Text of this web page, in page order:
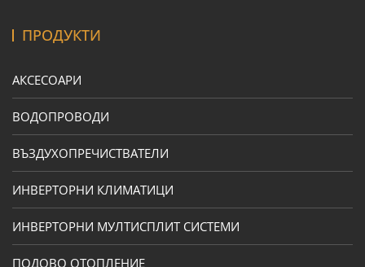
ПРОДУКТИ
АКСЕСОАРИ
ВОДОПРОВОДИ
ВЪЗДУХОПРЕЧИСТВАТЕЛИ
ИНВЕРТОРНИ КЛИМАТИЦИ
ИНВЕРТОРНИ МУЛТИСПЛИТ СИСТЕМИ
ПОДОВО ОТОПЛЕНИЕ